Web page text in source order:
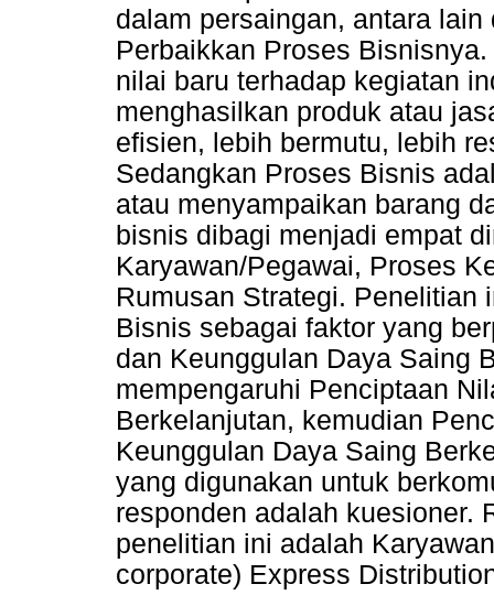
dalam persaingan, antara
Perbaikkan Proses
nilai baru terhadap kegiatan
menghasilkan produk atau
efisien, lebih bermutu, lebih
Sedangkan Proses Bisnis
atau menyampaikan barang
bisnis dibagi menjadi empat
Karyawan/Pegawai, Proses
Rumusan Strategi. Penelitian
Bisnis sebagai faktor yang
dan Keunggulan Daya Saing
mempengaruhi Penciptaan
Berkelanjutan, kemudian
Keunggulan Daya Saing
yang digunakan untuk
responden adalah kuesioner.
penelitian ini adalah
corporate) Express